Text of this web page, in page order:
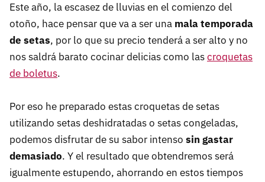
Este año, la escasez de lluvias en el comienzo del
otoño, hace pensar que va a ser una mala temporada
de setas, por lo que su precio tenderá a ser alto y no
nos saldrá barato cocinar delicias como lascroquetas
de boletus.
Por eso he preparado estas croquetas de setas
utilizando setas deshidratadas o setas congeladas,
podemos disfrutar de su sabor intenso sin gastar
demasiado. Y el resultado que obtendremos será
igualmente estupendo, ahorrando en estos tiempos